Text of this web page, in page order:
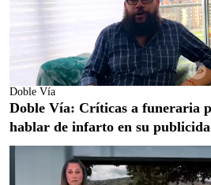
Doble Vía
Doble Vía: Críticas a funeraria
hablar de infarto en su